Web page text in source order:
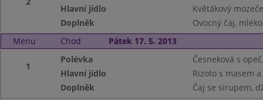
Hlavní jídlo
Květákový
Doplněk
Ovocný čaj, mléko
Menu
Chod Pátek 17. 5. 2013
1
Polévka
Česneková s
Hlavní jídlo
Rizoto s masem
Doplněk
Čaj se sirupem,